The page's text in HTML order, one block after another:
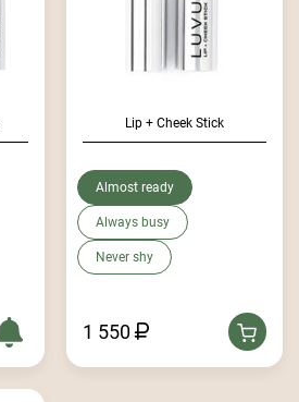
Lip + Cheek Stick
Almost ready
Always busy
Never shy
1 550